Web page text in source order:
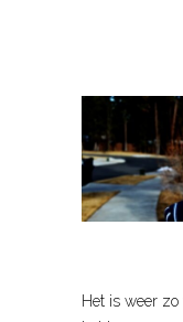
Het is weer